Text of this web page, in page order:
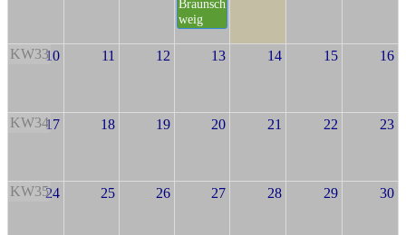
Braunsch
weig
KW3310 11 12 13 14 15 16
KW3417 18 19 20 21 22 23
KW3524 25 26 27 28 29 30